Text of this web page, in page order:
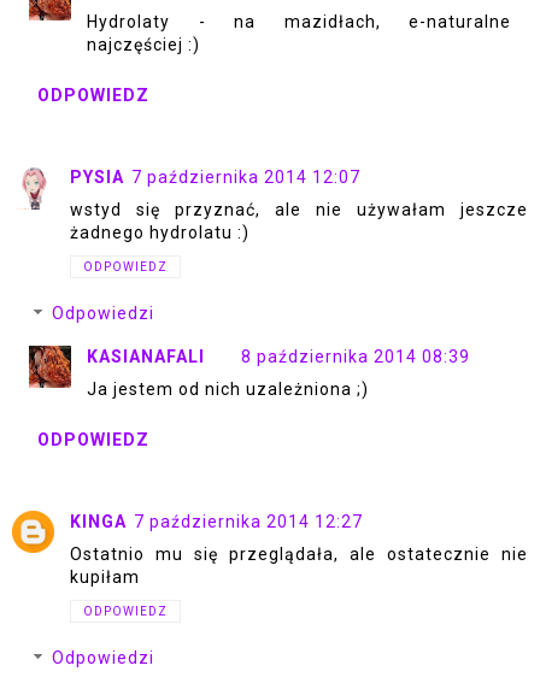
Hydrolaty - na mazidłach, e-naturalne
najczęściej :)
ODPOWIEDZ
PYSIA 7 października 2014 12:07
wstyd się przyznać, ale nie używałam jeszcze
żadnego hydrolatu :)
ODPOWIEDZ
Odpowiedzi
KASIANAFALI
8 października 2014 08:39
Ja jestem od nich uzależniona ;)
ODPOWIEDZ
KINGA 7 października 2014 12:27
Ostatnio mu się przeglądała, ale ostatecznie nie
kupiłam
ODPOWIEDZ
Odpowiedzi